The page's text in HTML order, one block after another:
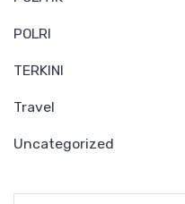
POLRI
TERKINI
Travel
Uncategorized